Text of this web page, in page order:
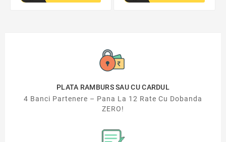
PLATA RAMBURS SAU CU CARDUL
4 Banci Partenere – Pana La 12 Rate Cu Dobanda
ZERO!